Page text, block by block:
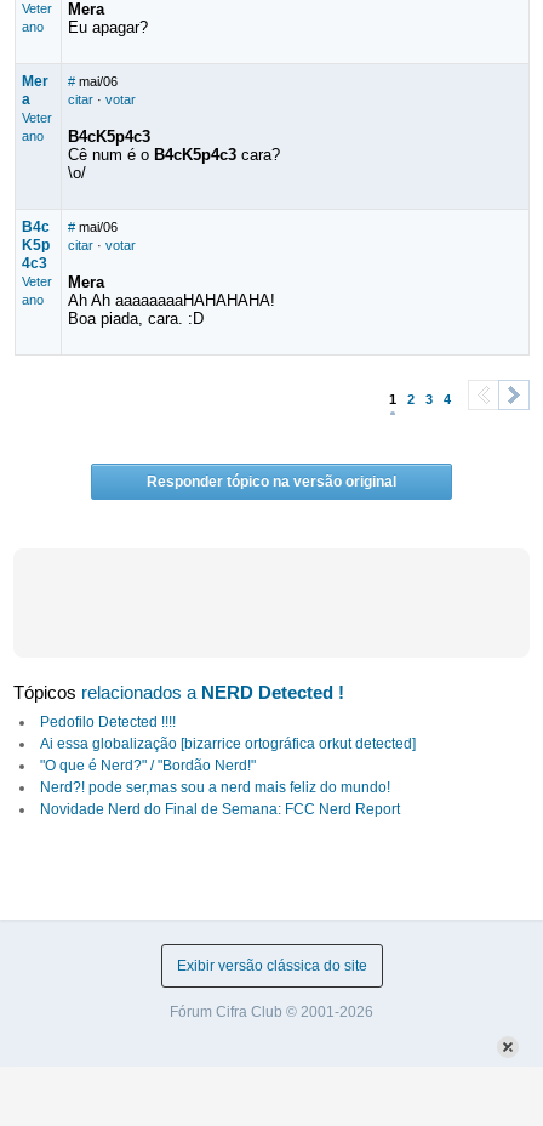
Veter
ano
Mera
Eu apagar?
Mer
a
Veter
ano
# mai/06
citar· votar
B4cK5p4c3
Cê num é o B4cK5p4c3cara?
\o/
B4c
K5p
4c3
Veter
ano
# mai/06
citar· votar
Mera
Ah Ah aaaaaaaaHAHAHAHA!
Boa piada, cara. :D
1 2 3 4
>
Responder tópico na versão original
Tópicos relacionados a NERD Detected !
Pedofilo Detected !!!!
Ai essa globalização [bizarrice ortográfica orkut detected]
"O que é Nerd?" / "Bordão Nerd!"
Nerd?! pode ser,mas sou a nerd mais feliz do mundo!
Novidade Nerd do Final de Semana: FCC Nerd Report
Exibir versão clássica do site
Fórum Cifra Club © 2001-2026